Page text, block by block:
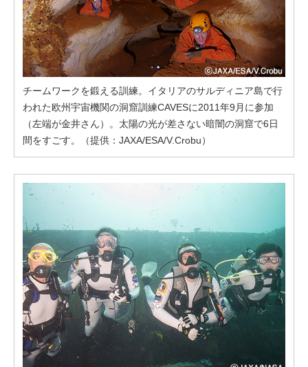
チームワークを鍛える訓練。イタリアのサルディニア島で行
われた欧州宇宙機関の洞窟訓練CAVESに2011年9月に参加
（左端が金井さん）。太陽の光が差さない暗闇の洞窟で6日
間をすごす。（提供：JAXA/ESA/V.Crobu）